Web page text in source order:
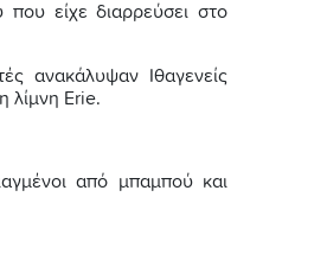
είχε διαρρεύσει στο
ανακάλυψαν Ιθαγενείς
λίμνη Erie.
από μπαμπού και